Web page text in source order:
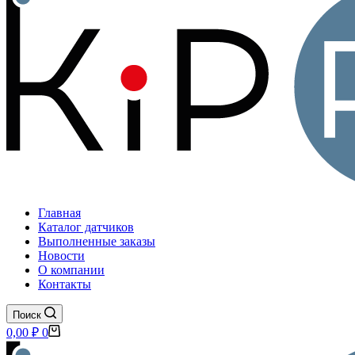
Главная
Каталог датчиков
Выполненные заказы
Новости
О компании
Контакты
Поиск
Корзина
0,00 ₽ 0